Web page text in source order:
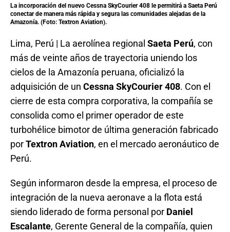
La incorporación del nuevo Cessna SkyCourier 408 le permitirá a Saeta Perú
conectar de manera más rápida y segura las comunidades alejadas de la
Amazonía. (Foto: Textron Aviation).
Lima, Perú | La aerolínea regional Saeta Perú, con
más de veinte años de trayectoria uniendo los
cielos de la Amazonía peruana, oficializó la
adquisición de un Cessna SkyCourier 408. Con el
cierre de esta compra corporativa, la compañía se
consolida como el primer operador de este
turbohélice bimotor de última generación fabricado
porTextron Aviation, en el mercado aeronáutico de
Perú.
Según informaron desde la empresa, el proceso de
integración de la nueva aeronave a la flota está
siendo liderado de forma personal por Daniel
Escalante, Gerente General de la compañía, quien